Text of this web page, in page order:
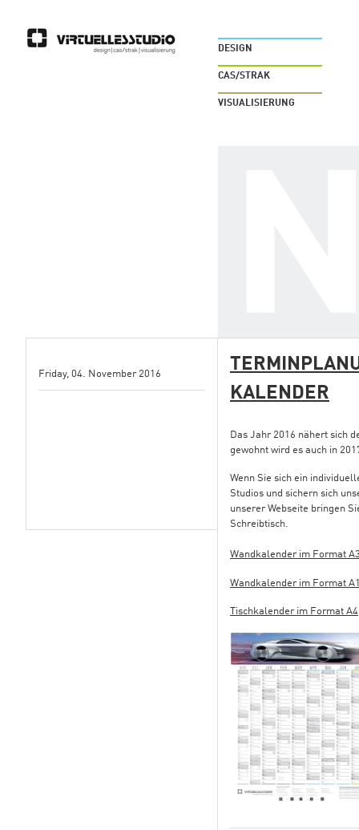
DESIGN
CAS/STRAK
VISUALISIERUNG
Friday, 04. November 2016
KALENDER
Das Jahr 2016 nähert sich
gewohnt wird es auch in
Wenn Sie sich ein
Studios und sichern sich
unserer Webseite bringen
Schreibtisch.
Wandkalender im Format
Wandkalender im Format
Tischkalender im Format A4